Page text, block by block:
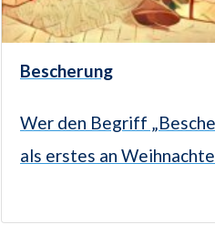
Bescherung
Wer den Begriff
als erstes an